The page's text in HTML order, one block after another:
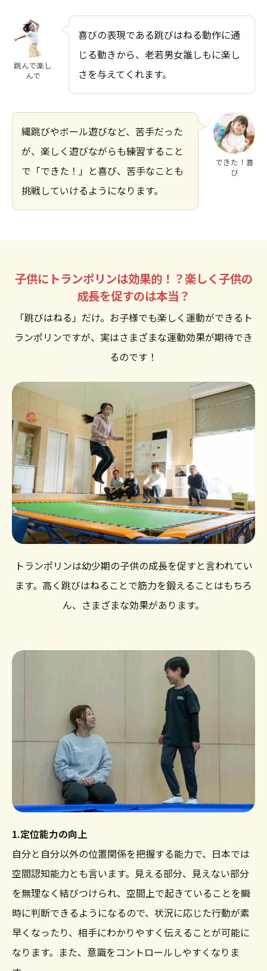
跳んで楽し
んで
喜びの表現である跳びはねる動作に通
じる動きから、老若男女誰しもに楽し
さを与えてくれます。
できた！喜
び
縄跳びやボール遊びなど、苦手だった
が、楽しく遊びながらも練習すること
で「できた！」と喜び、苦手なことも
挑戦していけるようになります。
子供にトランポリンは効果的！？楽しく子供の
成長を促すのは本当？
「跳びはねる」だけ。お子様でも楽しく運動ができるト
ランポリンですが、実はさまざまな運動効果が期待でき
るのです！
トランポリンは幼少期の子供の成長を促すと言われてい
ます。高く跳びはねることで筋力を鍛えることはもちろ
ん、さまざまな効果があります。
1.定位能力の向上
自分と自分以外の位置関係を把握する能力で、日本では
空間認知能力とも言います。見える部分、見えない部分
を無理なく結びつけられ、空間上で起きていることを瞬
時に判断できるようになるので、状況に応じた行動が素
早くなったり、相手にわかりやすく伝えることが可能に
なります。また、意識をコントロールしやすくなりま